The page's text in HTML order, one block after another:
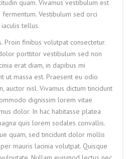
quam. Vivamus vestibulum est
Vestibulum sed orci
iaculis tellus.
Proin finibus volutpat consectetur.
porttitor vestibulum sed non
erat diam, in dapibus mi
ut massa est. Praesent eu odio
auctor nisl. Vivamus dictum tincidunt
dignissim lorem vitae
dolor. In hac habitasse platea
quis lorem sodales convallis.
quam, sed tincidunt dolor mollis
mauris lacinia volutpat. Quisque